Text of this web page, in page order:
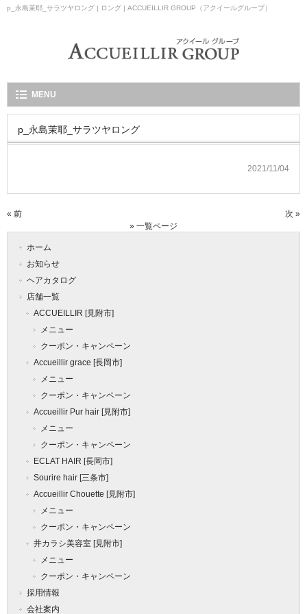
p_永島茉耶_サラツヤロング | ロング | ACCUEILLIR GROUP（アクイールグループ）
MENU
p_永島茉耶_サラツヤロング
2021/11/04
« 前
次 »
» 一覧ページ
ホーム
お知らせ
ヘアカタログ
店舗一覧
ACCUEILLIR [見附市]
メニュー
クーポン・キャンペーン
Accueillir grace [長岡市]
メニュー
クーポン・キャンペーン
Accueillir Pur hair [見附市]
メニュー
クーポン・キャンペーン
ECLAT HAIR [長岡市]
Sourire hair [三条市]
Accueillir Chouette [見附市]
メニュー
クーポン・キャンペーン
井カラシ美容室 [見附市]
メニュー
クーポン・キャンペーン
採用情報
会社案内